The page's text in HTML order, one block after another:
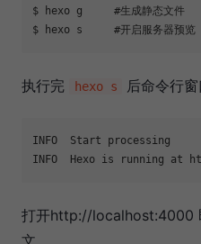
$ hexo g #生成静态文件
$ hexo s #开启服务器预览
执行完 hexo s 后命令行
INFO  Start processing
打开http://localhost:4000